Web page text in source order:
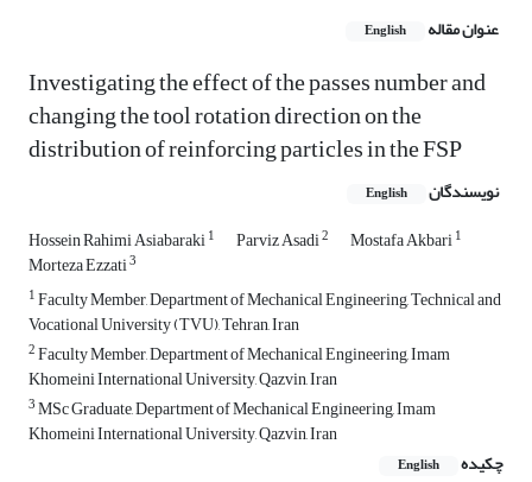
عنوان مقاله English
Investigating the effect of the passes number and
changing the tool rotation direction on the
distribution of reinforcing particles in the FSP
نویسندگان English
Hossein Rahimi Asiabaraki1 Parviz Asadi2 Mostafa Akbari1
Morteza Ezzati3
1Faculty Member, Department of Mechanical Engineering, Technical and
Vocational University (TVU), Tehran, Iran
2Faculty Member, Department of Mechanical Engineering, Imam
Khomeini International University, Qazvin, Iran
3MSc Graduate, Department of Mechanical Engineering, Imam
Khomeini International University, Qazvin, Iran
چکیده
English